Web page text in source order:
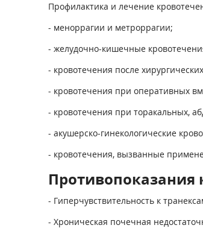
Профилактика и лечение
- меноррагии и метроррагии;
- желудочно-кишечные
- кровотечения после
- кровотечения при оперативных
- кровотечения при торакальных,
- акушерско-гинекологические
- кровотечения, вызванные
- Гиперчувствительность к
- Хроническая почечная